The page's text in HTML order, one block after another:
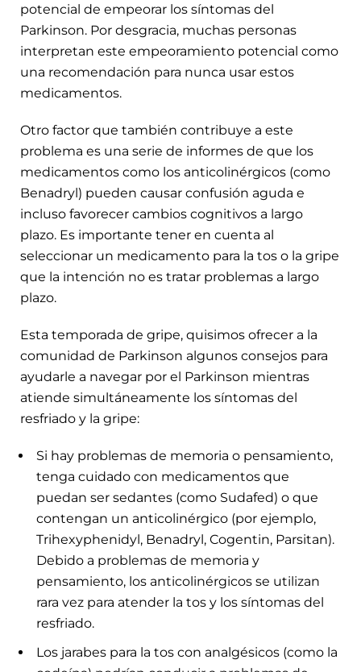
potencial de empeorar los síntomas del
Parkinson. Por desgracia, muchas personas
interpretan este empeoramiento potencial como
una recomendación para nunca usar estos
medicamentos.
Otro factor que también contribuye a este
problema es una serie de informes de que los
medicamentos como los anticolinérgicos (como
Benadryl) pueden causar confusión aguda e
incluso favorecer cambios cognitivos a largo
plazo. Es importante tener en cuenta al
seleccionar un medicamento para la tos o la gripe
que la intención no es tratar problemas a largo
plazo.
Esta temporada de gripe, quisimos ofrecer a la
comunidad de Parkinson algunos consejos para
ayudarle a navegar por el Parkinson mientras
atiende simultáneamente los síntomas del
resfriado y la gripe:
Si hay problemas de memoria o pensamiento,
tenga cuidado con medicamentos que
puedan ser sedantes (como Sudafed) o que
contengan un anticolinérgico (por ejemplo,
Trihexyphenidyl, Benadryl, Cogentin, Parsitan).
Debido a problemas de memoria y
pensamiento, los anticolinérgicos se utilizan
rara vez para atender la tos y los síntomas del
resfriado.
Los jarabes para la tos con analgésicos (como la